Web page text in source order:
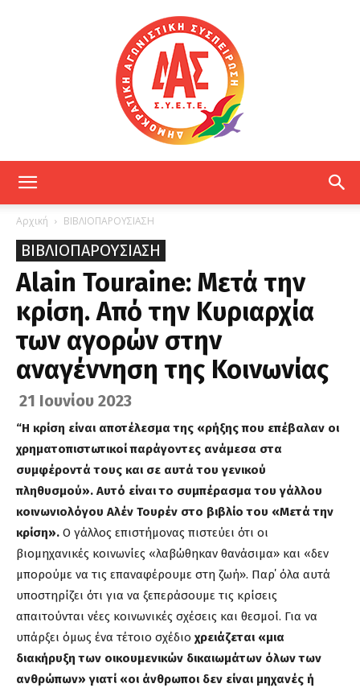
Αρχική ΒΙΒΛΙΟΠΑΡΟΥΣΙΑΣΗ
ΒΙΒΛΙΟΠΑΡΟΥΣΙΑΣΗ
Alain Touraine: Μετά την
κρίση. Από την Κυριαρχία
των αγορών στην
αναγέννηση της Κοινωνίας
21 Ιουνίου 2023
“Η κρίση είναι αποτέλεσμα της «ρήξης που επέβαλαν οι
χρηματοπιστωτικοί παράγοντες ανάμεσα στα
συμφέροντά τους και σε αυτά του γενικού
πληθυσμού». Αυτό είναι το συμπέρασμα του γάλλου
κοινωνιολόγου Αλέν Τουρέν στο βιβλίο του «Μετά την
κρίση». Ο γάλλος επιστήμονας πιστεύει ότι οι
βιομηχανικές κοινωνίες «λαβώθηκαν θανάσιμα» και «δεν
μπορούμε να τις επαναφέρουμε στη ζωή». Παρ΄ όλα αυτά
υποστηρίζει ότι για να ξεπεράσουμε τις κρίσεις
απαιτούνται νέες κοινωνικές σχέσεις και θεσμοί. Για να
υπάρξει όμως ένα τέτοιο σχέδιο χρειάζεται «μια
διακήρυξη των οικουμενικών δικαιωμάτων όλων των
ανθρώπων» γιατί «οι άνθρωποι δεν είναι μηχανές ή